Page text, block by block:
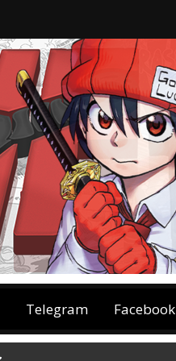
Telegram Facebook